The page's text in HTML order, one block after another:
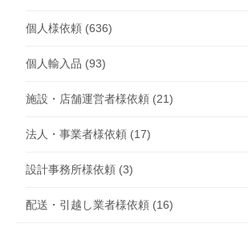
個人様依頼 (636)
個人輸入品 (93)
施設・店舗運営者様依頼 (21)
法人・事業者様依頼 (17)
設計事務所様依頼 (3)
配送・引越し業者様依頼 (16)